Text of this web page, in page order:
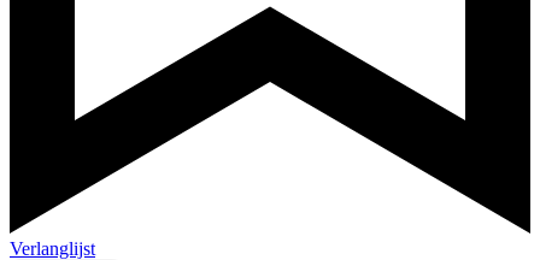
Verlanglijst